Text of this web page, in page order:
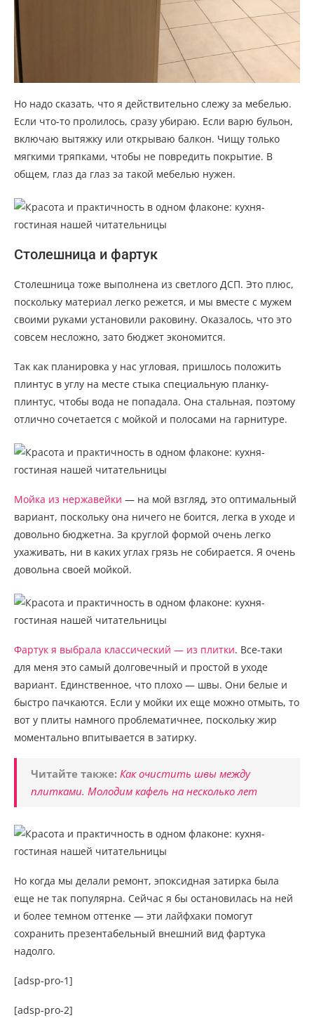
Но надо сказать, что я действительно слежу за мебелью.
Если что-то пролилось, сразу убираю. Если варю бульон,
включаю вытяжку или открываю балкон. Чищу только
мягкими тряпками, чтобы не повредить покрытие. В
общем, глаз да глаз за такой мебелью нужен.
Столешница и фартук
Столешница тоже выполнена из светлого ДСП. Это плюс,
поскольку материал легко режется, и мы вместе с мужем
своими руками установили раковину. Оказалось, что это
совсем несложно, зато бюджет экономится.
Так как планировка у нас угловая, пришлось положить
плинтус в углу на месте стыка специальную планку-
плинтус, чтобы вода не попадала. Она стальная, поэтому
отлично сочетается с мойкой и полосами на гарнитуре.
Мойка из нержавейки — на мой взгляд, это оптимальный
вариант, поскольку она ничего не боится, легка в уходе и
довольно бюджетна. За круглой формой очень легко
ухаживать, ни в каких углах грязь не собирается. Я очень
довольна своей мойкой.
Фартук я выбрала классический — из плитки. Все-таки
для меня это самый долговечный и простой в уходе
вариант. Единственное, что плохо — швы. Они белые и
быстро пачкаются. Если у мойки их еще можно отмыть, то
вот у плиты намного проблематичнее, поскольку жир
моментально впитывается в затирку.
Читайте также: Как очистить швы между
плитками. Молодим кафель на несколько лет
Но когда мы делали ремонт, эпоксидная затирка была
еще не так популярна. Сейчас я бы остановилась на ней
и более темном оттенке — эти лайфхаки помогут
сохранить презентабельный внешний вид фартука
надолго.
[adsp-pro-1]
[adsp-pro-2]